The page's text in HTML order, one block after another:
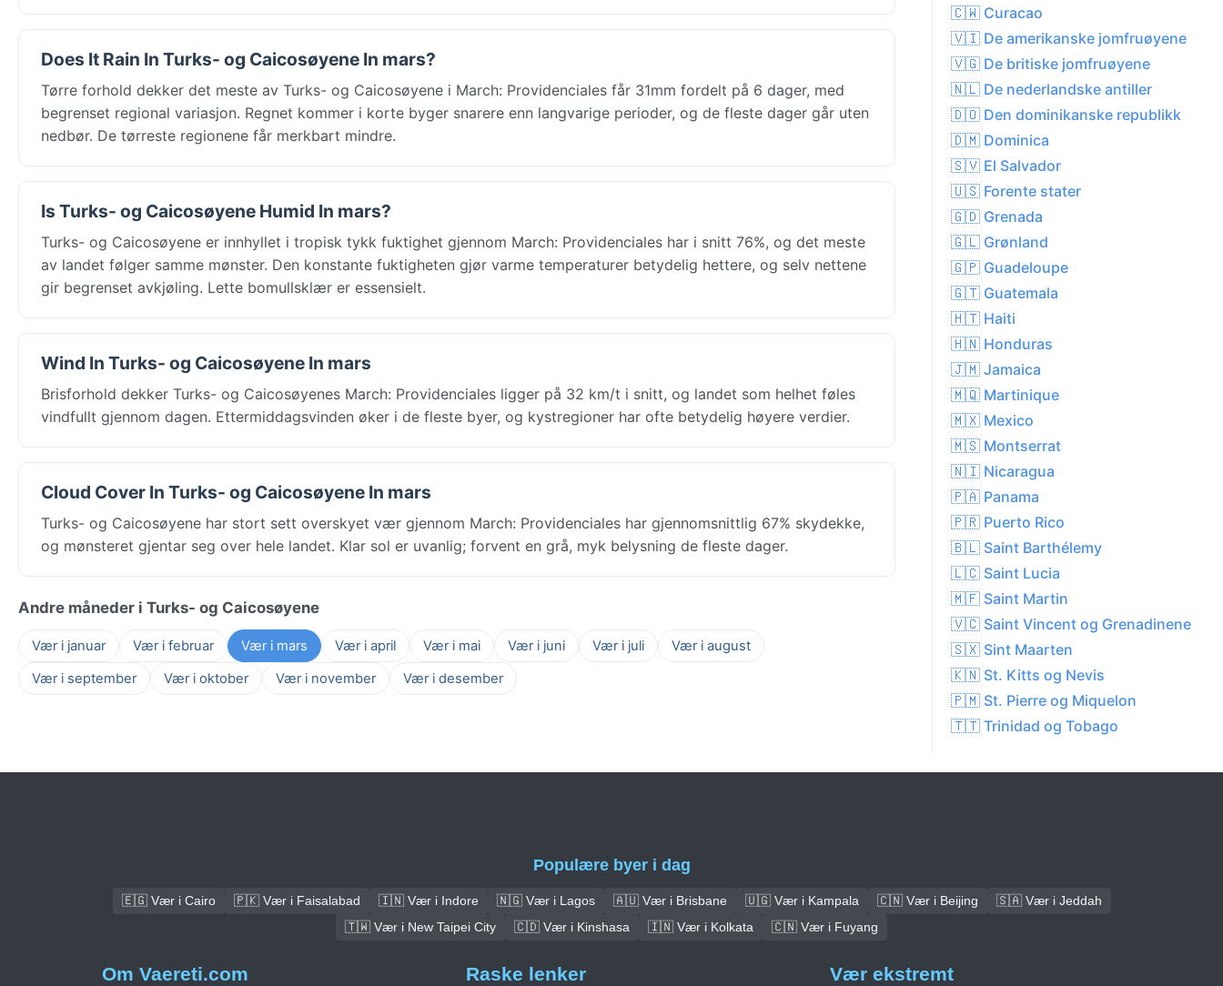
Does It Rain In Turks- og Caicosøyene In mars?
Tørre forhold dekker det meste av Turks- og Caicosøyene i March: Providenciales får 31mm fordelt på 6 dager, med
begrenset regional variasjon. Regnet kommer i korte byger snarere enn langvarige perioder, og de fleste dager går uten
nedbør. De tørreste regionene får merkbart mindre.
Is Turks- og Caicosøyene Humid In mars?
Turks- og Caicosøyene er innhyllet i tropisk tykk fuktighet gjennom March: Providenciales har i snitt 76%, og det meste
av landet følger samme mønster. Den konstante fuktigheten gjør varme temperaturer betydelig hettere, og selv nettene
gir begrenset avkjøling. Lette bomullsklær er essensielt.
Wind In Turks- og Caicosøyene In mars
Brisforhold dekker Turks- og Caicosøyenes March: Providenciales ligger på 32 km/t i snitt, og landet som helhet føles
vindfullt gjennom dagen. Ettermiddagsvinden øker i de fleste byer, og kystregioner har ofte betydelig høyere verdier.
Cloud Cover In Turks- og Caicosøyene In mars
Turks- og Caicosøyene har stort sett overskyet vær gjennom March: Providenciales har gjennomsnittlig 67% skydekke,
og mønsteret gjentar seg over hele landet. Klar sol er uvanlig; forvent en grå, myk belysning de fleste dager.
Andre måneder i Turks- og Caicosøyene
Vær i januar Vær i februar Vær i mars Vær i april Vær i mai Vær i juni Vær i juli
Vær i august
Vær i september
Vær i oktober Vær i november Vær i desember
🇨🇼 Curacao
🇻🇮 De amerikanske jomfruøyene
🇻🇬 De britiske jomfruøyene
🇳🇱 De nederlandske antiller
🇩🇴 Den dominikanske republikk
🇩🇲 Dominica
🇸🇻 El Salvador
🇺🇸 Forente stater
🇬🇩 Grenada
🇬🇱 Grønland
🇬🇵 Guadeloupe
🇬🇹 Guatemala
🇭🇹 Haiti
🇭🇳 Honduras
🇯🇲 Jamaica
🇲🇶 Martinique
🇲🇽 Mexico
🇲🇸 Montserrat
🇳🇮 Nicaragua
🇵🇦 Panama
🇵🇷 Puerto Rico
🇧🇱 Saint Barthélemy
🇱🇨 Saint Lucia
🇲🇫 Saint Martin
🇻🇨 Saint Vincent og Grenadinene
🇸🇽 Sint Maarten
🇰🇳 St. Kitts og Nevis
🇵🇲 St. Pierre og Miquelon
🇹🇹 Trinidad og Tobago
Populære byer i dag
🇪🇬 Vær i Cairo 🇵🇰 Vær i Faisalabad 🇮🇳 Vær i Indore 🇳🇬 Vær i Lagos 🇦🇺 Vær i Brisbane 🇺🇬 Vær i Kampala 🇨🇳 Vær i Beijing
🇸🇦 Vær i Jeddah
🇹🇼 Vær i New Taipei City
🇨🇩 Vær i Kinshasa 🇮🇳 Vær i Kolkata 🇨🇳 Vær i Fuyang
Om Vaereti.com Raske lenker Vær ekstremt